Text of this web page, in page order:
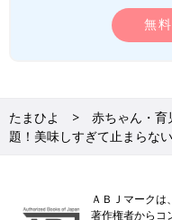
無
たまひよ 赤ちゃん・育
題！美味しすぎて止まらない
ＡＢＪマークは
著作権者からコ